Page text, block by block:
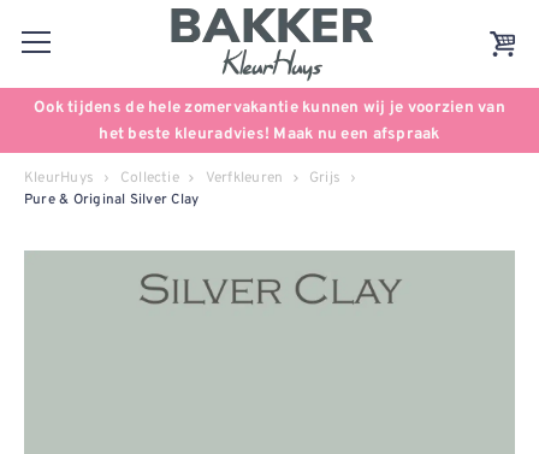
Ook tijdens de hele zomervakantie kunnen wij je voorzien van
het beste kleuradvies! Maak nu een afspraak
KleurHuys Collectie Verfkleuren Grijs
Pure & Original Silver Clay